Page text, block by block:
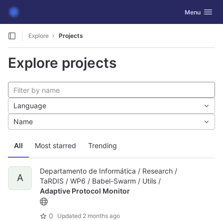
Skip to content
GitLab Toggle
Menu
Explore Projects
Explore projects
All Most starred Trending
Language
Name
A
Departamento de Informática / Research /
TaRDIS / WP6 / Babel-Swarm / Utils /
Adaptive Protocol Monitor
0 Updated 2 months ago